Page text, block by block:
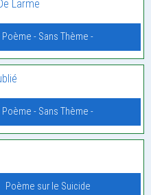
Larme
Poème - Sans Thème -
Poème - Sans Thème -
Poème sur le Suicide